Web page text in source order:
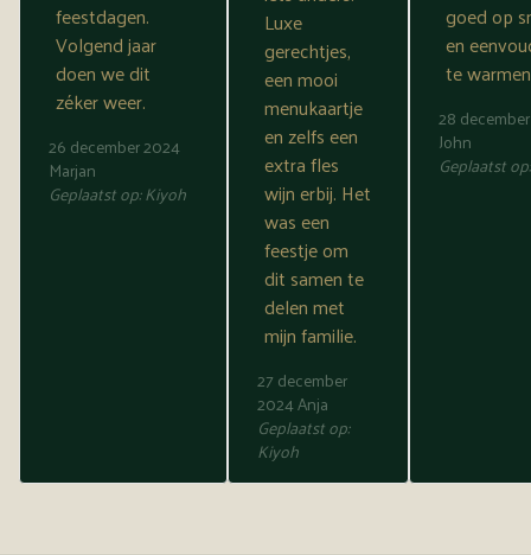
feestdagen.
Volgend jaar
doen we dit
zéker weer.
26 december 2024
Marjan
Geplaatst op:Kiyoh
Luxe
gerechtjes,
een mooi
menukaartje
en zelfs een
extra fles
wijn erbij. Het
was een
feestje om
dit samen te
delen met
mijn familie.
27 december
2024Anja
Geplaatst op:
Kiyoh
goed op
en
te
28
John
Geplaatst